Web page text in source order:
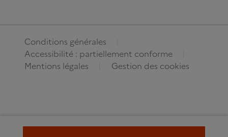
Conditions générales
Accessibilité : partiellement conforme
Mentions légales
Gestion des cookies